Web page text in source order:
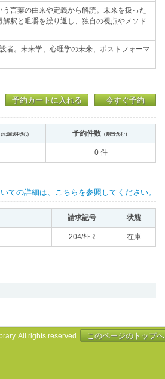
言葉の由来や定義から解読。未来を扱った
釈と咀嚼を繰り返し、独自の視点やメソド
者。未来学、心理学の未来、ポストフォーマ
予約カートに入れる 今すぐ予約
は回送中含む） 予約件数（割当含む）
0 件
ての詳細は、こちらを参照してください。
請求記号 状態
204/ｷﾄ ﾐ 在庫
All rights reserved. このページのトップへ